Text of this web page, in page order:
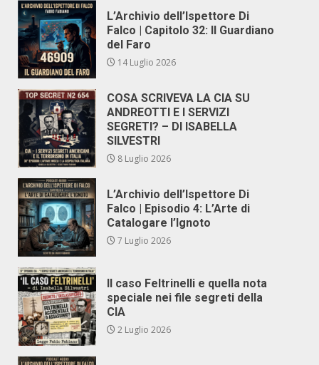
L’Archivio dell’Ispettore Di
Falco | Capitolo 32: Il Guardiano
del Faro
14 Luglio 2026
COSA SCRIVEVA LA CIA SU
ANDREOTTI E I SERVIZI
SEGRETI? – DI ISABELLA
SILVESTRI
8 Luglio 2026
L’Archivio dell’Ispettore Di
Falco | Episodio 4: L’Arte di
Catalogare l’Ignoto
7 Luglio 2026
Il caso Feltrinelli e quella nota
speciale nei file segreti della
CIA
2 Luglio 2026